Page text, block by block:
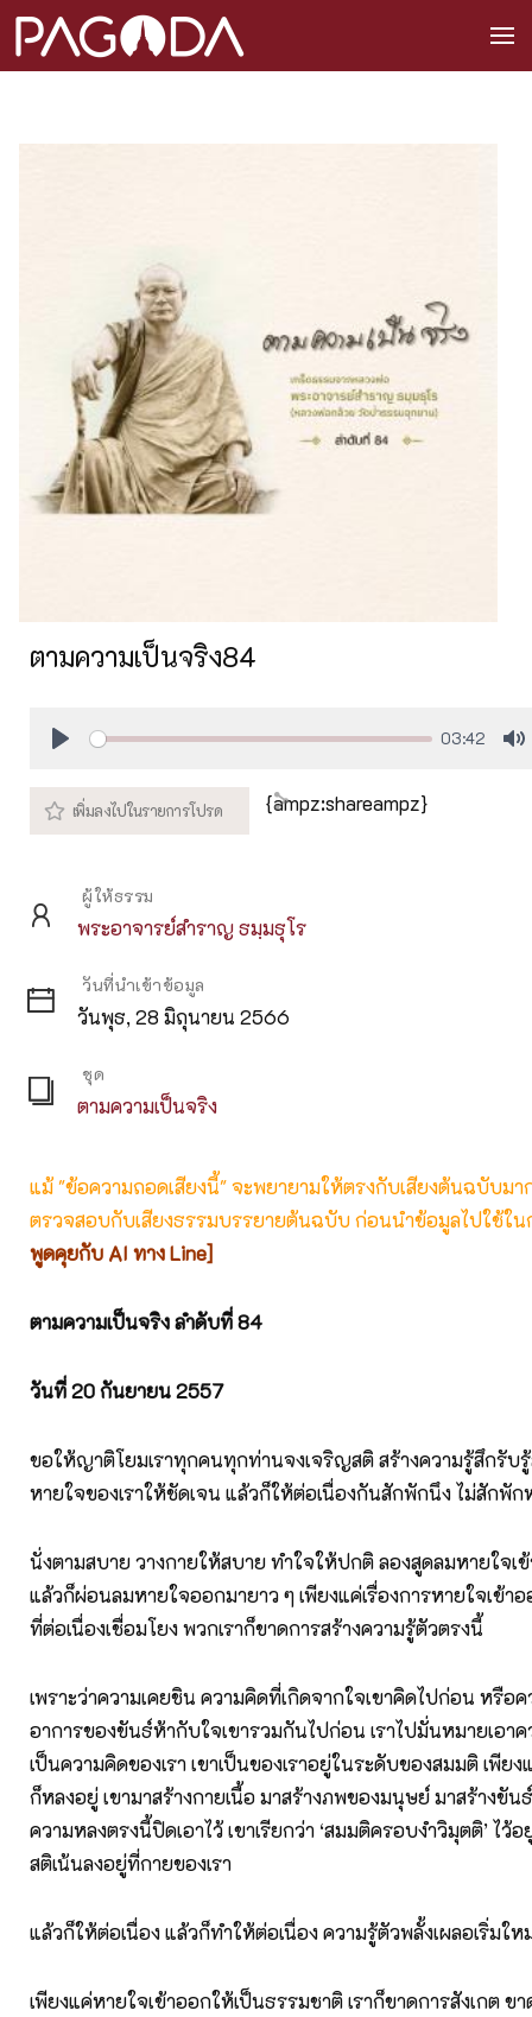
ตามความเป็นจริง84
03:42
{ampz:shareampz}
ผู้ให้ธรรม
พระอาจารย์สำราญ ธมฺมธุโร
วันที่นำเข้าข้อมูล
วันพุธ, 28 มิถุนายน 2566
ชุด
ตามความเป็นจริง
แม้ "ข้อความถอดเสียงนี้" จะพยายามให้ตรงกับเสียงต้นฉบับม
ตรวจสอบกับเสียงธรรมบรรยายต้นฉบับ ก่อนนำข้อมูลไปใช้ใน
พูดคุยกับ AI ทาง Line]
ตามความเป็นจริง ลำดับที่ 84
วันที่ 20กันยายน 2557
ขอให้ญาติโยมเราทุกคนทุกท่านจงเจริญสติ สร้างความรู้สึกรับ
หายใจของเราให้ชัดเจน แล้วก็ให้ต่อเนื่องกันสักพักนึง ไม่สักพัก
นั่งตามสบาย วางกายให้สบาย ทำใจให้ปกติ ลองสูดลมหายใจเ
แล้วก็ผ่อนลมหายใจออกมายาว ๆ เพียงแค่เรื่องการหายใจเข้า
ที่ต่อเนื่องเชื่อมโยง พวกเราก็ขาดการสร้างความรู้ตัวตรงนี้
เพราะว่าความเคยชิน ความคิดที่เกิดจากใจเขาคิดไปก่อน หรือ
อาการของขันธ์ห้ากับใจเขารวมกันไปก่อน เราไปมั่นหมายเอา
เป็นความคิดของเรา เขาเป็นของเราอยู่ในระดับของสมมติ เพียง
ก็หลงอยู่ เขามาสร้างกายเนื้อ มาสร้างภพของมนุษย์ มาสร้างขัน
ความหลงตรงนี้ปิดเอาไว้ เขาเรียกว่า ‘สมมติครอบงำวิมุตติ’ ไว้อ
สติเน้นลงอยู่ที่กายของเรา
แล้วก็ให้ต่อเนื่อง แล้วก็ทำให้ต่อเนื่อง ความรู้ตัวพลั้งเผลอเริ่มให
เพียงแค่หายใจเข้าออกให้เป็นธรรมชาติ เราก็ขาดการสังเกต ข